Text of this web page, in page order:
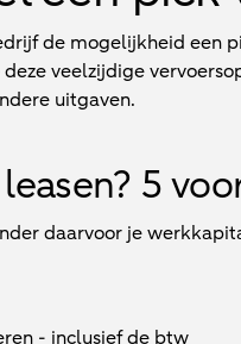
de mogelijkheid een
veelzijdige
uitgaven.
5
daarvoor je
- inclusief de btw